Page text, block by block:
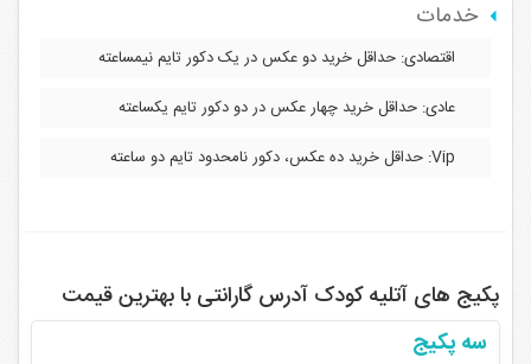
خدمات
اقتصادی: حداقل خرید دو عکس در یک دکور تایم نیمساعته
عادی: حداقل خرید چهار عکس در دو دکور تایم یکساعته
Vip: حداقل خرید ده عکس، دکور نامحدود تایم دو ساعته
پکیج های آتلیه کودک آدرس گارانتی با بهترین قیمت
سه پکیج